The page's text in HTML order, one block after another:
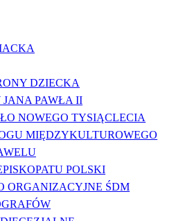
DZIECKA
PAWŁA II
NOWEGO TYSIĄCLECIA
MIĘDZYKULTUROWEGO
POLSKI
ORGANIZACYJNE ŚDM